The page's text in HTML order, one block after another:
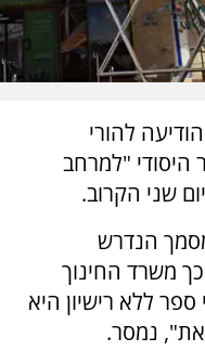
להורי
היסודי "למרחב
שני הקרוב.
הנדרש
משרד החינוך
ללא רישיון היא
נמסר.